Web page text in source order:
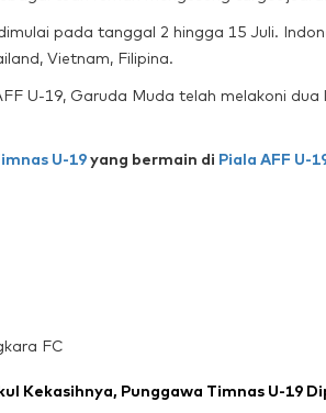
pada tanggal 2 hingga 15 Juli.
Vietnam, Filipina.
U-19, Garuda Muda telah melakoni
U-19yang bermain di Piala AFF U-
FC
Kekasihnya, Punggawa Timnas U-19